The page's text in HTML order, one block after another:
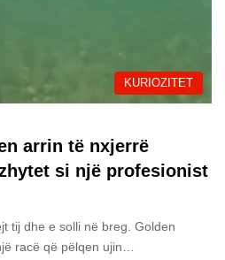
KURIOZITET
arrin të nxjerrë
si një profesionist
tij dhe e solli në breg. Golden
racë që pëlqen ujin…